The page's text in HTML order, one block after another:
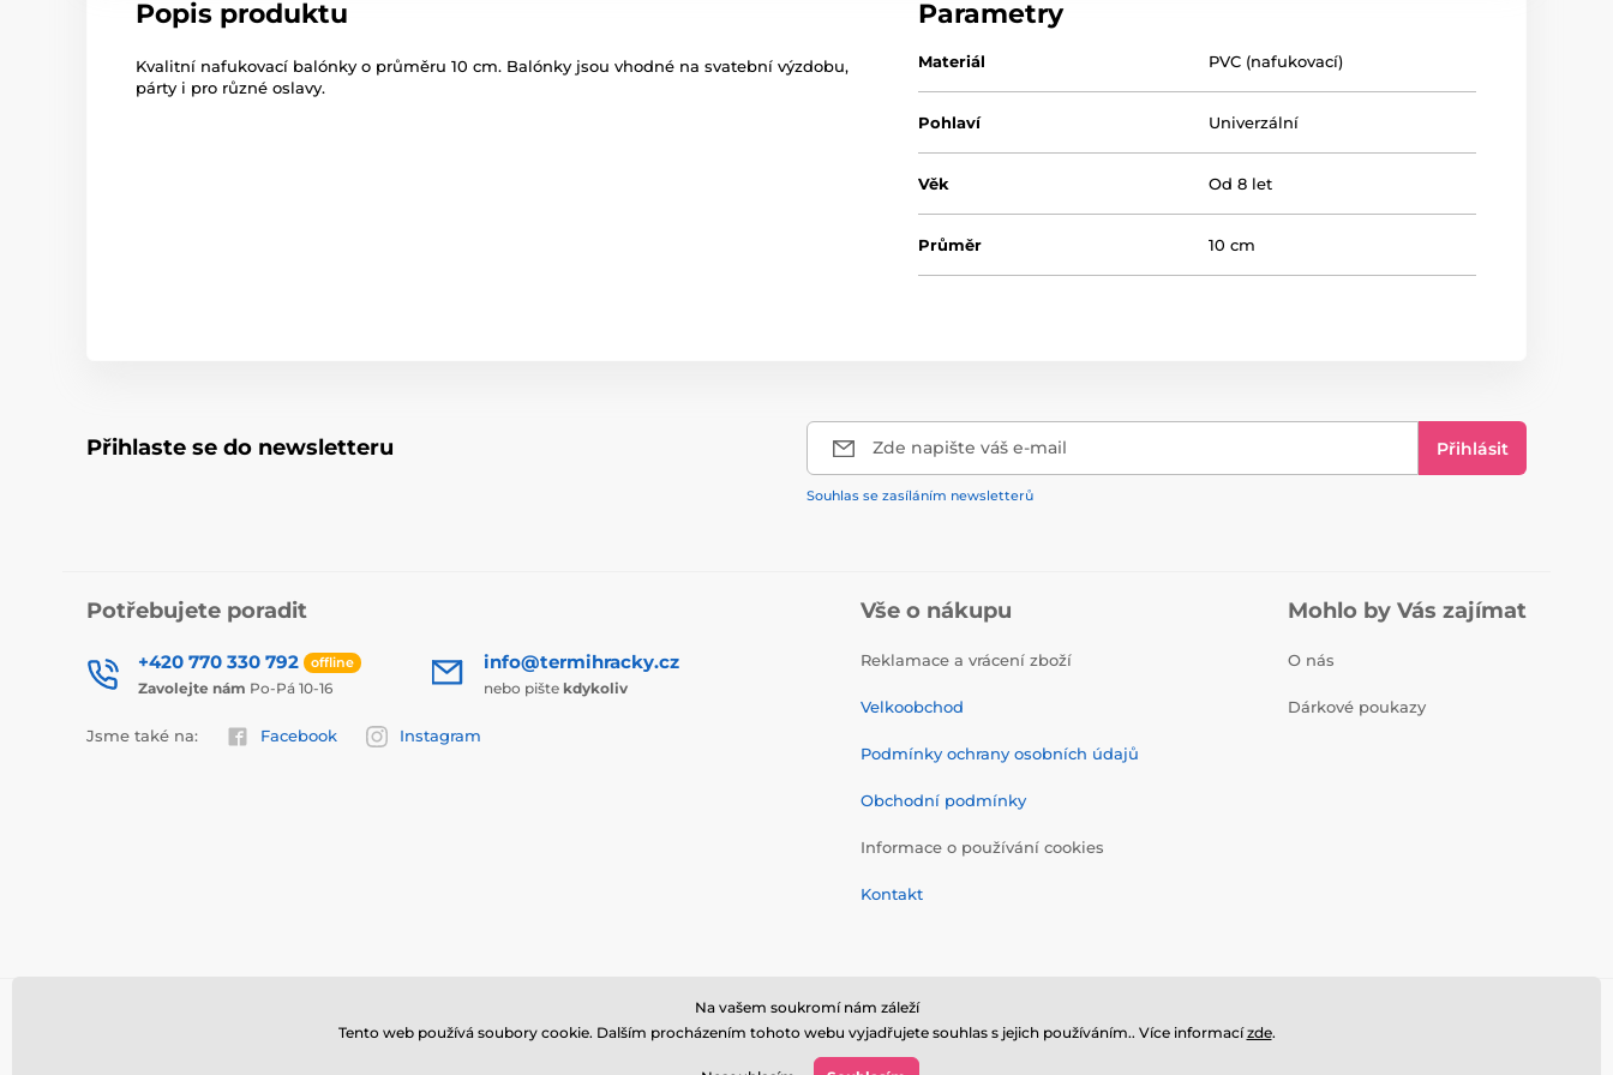
Popis produktu
Kvalitní nafukovací balónky o průměru 10 cm. Balónky jsou vhodné na svatební výzdobu,
párty i pro různé oslavy.
Parametry
Materiál PVC (nafukovací)
Pohlaví Univerzální
Věk Od 8 let
Průměr 10 cm
Přihlaste se do newsletteru Zde napište váš e-mail Přihlásit
Souhlas se zasíláním newsletterů
Potřebujete poradit
+420 770 330 792 offline
Zavolejte nám Po-Pá 10-16
info@termihracky.cz
nebo pište kdykoliv
Jsme také na: Facebook Instagram
Vše o nákupu
Reklamace a vrácení zboží
Velkoobchod
Podmínky ochrany osobních údajů
Obchodní podmínky
Informace o používání cookies
Kontakt
Mohlo by Vás zajímat
O nás
Dárkové poukazy
© 2026 www.termihracky.cz ⦁ E-shop vytvořilaSIMPLIA.cz
Na vašem soukromí nám záleží
Tento web používá soubory cookie. Dalším procházením tohoto webu vyjadřujete souhlas s jejich používáním.. Více informacízde.